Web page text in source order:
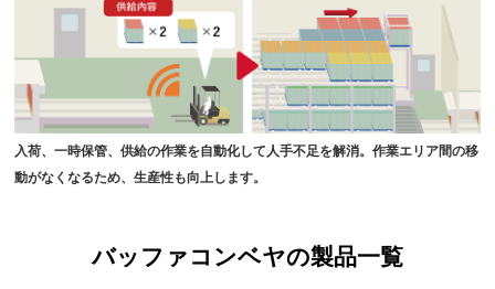
入荷、一時保管、供給の作業を自動化して人手不足を解消。作業エリア間の移
動がなくなるため、生産性も向上します。
バッファコンベヤの製品一覧